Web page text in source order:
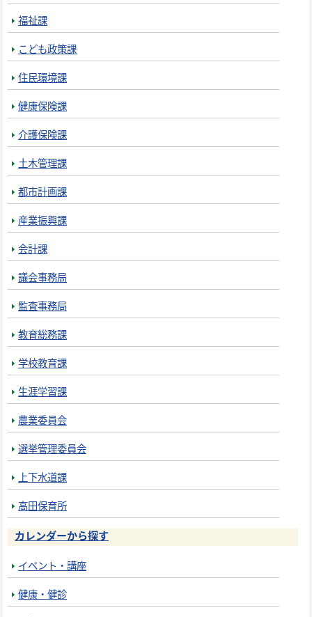
福祉課
こども政策課
住民環境課
健康保険課
介護保険課
土木管理課
都市計画課
産業振興課
会計課
議会事務局
監査事務局
教育総務課
学校教育課
生涯学習課
農業委員会
選挙管理委員会
上下水道課
高田保育所
カレンダーから探す
イベント・講座
健康・健診